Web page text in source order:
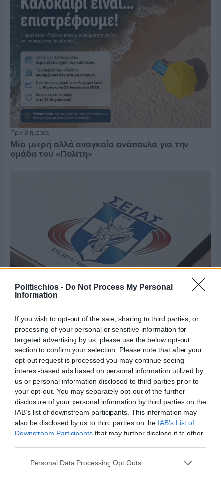
Politischios - Do Not Process My Personal
Information
If you wish to opt-out of the sale, sharing to third parties, or
processing of your personal or sensitive information for
targeted advertising by us, please use the below opt-out
section to confirm your selection. Please note that after your
opt-out request is processed you may continue seeing
interest-based ads based on personal information utilized by
us or personal information disclosed to third parties prior to
your opt-out. You may separately opt-out of the further
disclosure of your personal information by third parties on the
IAB’s list of downstream participants. This information may
also be disclosed by us to third parties on the IAB’s List of
Downstream Participants that may further disclose it to other
Personal Data Processing Opt Outs
Πριν 8 ημέρες
Μία μικρή αλλά αναγκαία ανάπαυλα για την
ομάδα του «Πολίτη»
Πριν 8 ημέρες
Τρίτος στη σφαιροβολία στη διεθνή συνάντηση
Ελλάδας–Κύπρου Κ18 ο Δημήτρης Τέλλιος